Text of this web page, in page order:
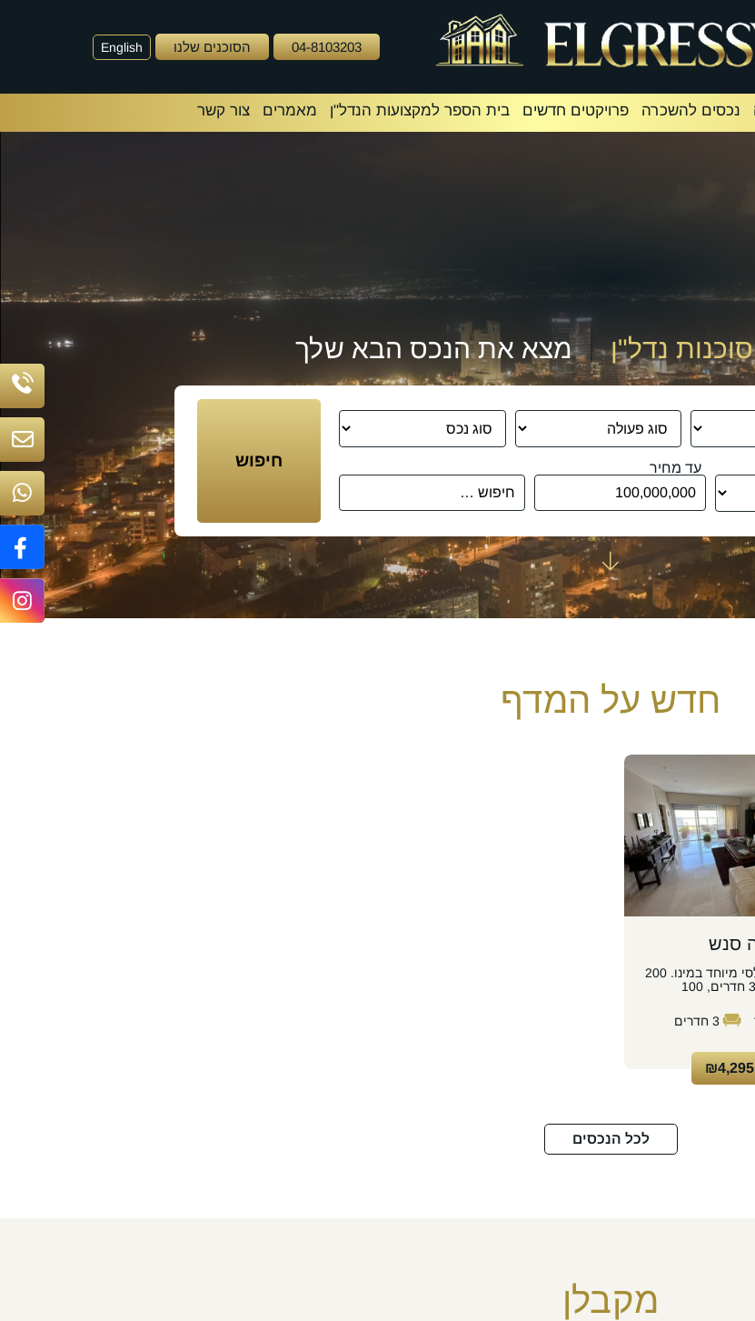
04-8103203 הסוכנים שלנו English
נכסים להשכרה פרויקטים חדשים בית הספר למקצועות הנדל"ן מאמרים צור קשר
סוכנות נדל"ן מצא את הנכס הבא שלך
עד מחיר
חדש על המדף
סנש
פנטהאוז דו-מפלסי מיוחד במינו. 200
3 חדרים
לכל הנכסים
מקבלן